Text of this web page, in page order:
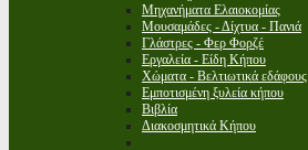
Μηχανήματα Ελαιοκομίας
Μουσαμάδες - Δίχτυα - Πανιά
Γλάστρες - Φερ Φορζέ
Εργαλεία - Είδη Κήπου
Χώματα - Βελτιωτικά εδάφους
Εμποτισμένη ξυλεία κήπου
Βιβλία
Διακοσμητικά Κήπου